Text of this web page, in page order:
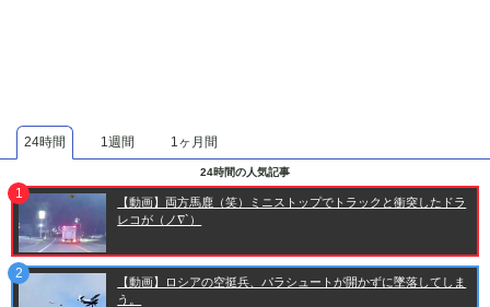
24時間 1週間 1ヶ月間
24時間の人気記事
【動画】両方馬鹿（笑）ミニストップでトラックと衝突したドラ
レコが（ノ∇`）
【動画】ロシアの空挺兵、パラシュートが開かずに墜落してしま
う。